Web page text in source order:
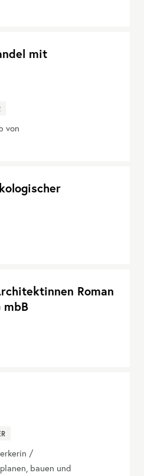
mit
von
Roman
mbB
/
bauen und